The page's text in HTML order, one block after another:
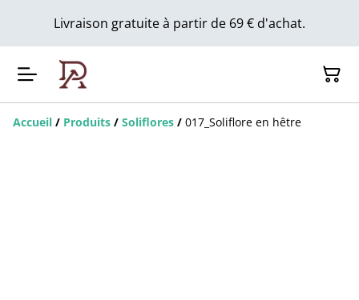
Livraison gratuite à partir de 69 € d'achat.
Accueil / Produits / Soliflores / 017_Soliflore en hêtre